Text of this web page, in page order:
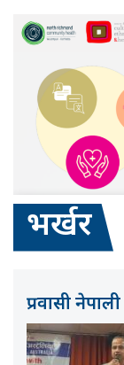
भर्खर
प्रवासी नेपाली